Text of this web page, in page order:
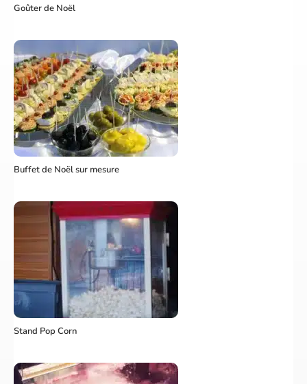
Goûter de Noël
Buffet de Noël sur mesure
Stand Pop Corn